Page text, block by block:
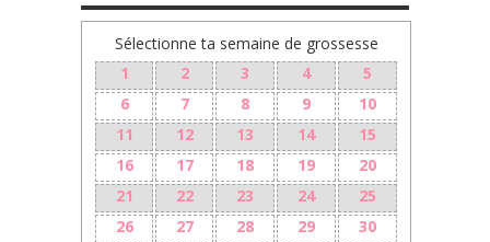
Sélectionne ta semaine de grossesse
1
2 3 4
5
6
7 8 9
10
11
12 13 14
15
16
17 18 19
20
21
22 23 24
25
26
27 28 29
30